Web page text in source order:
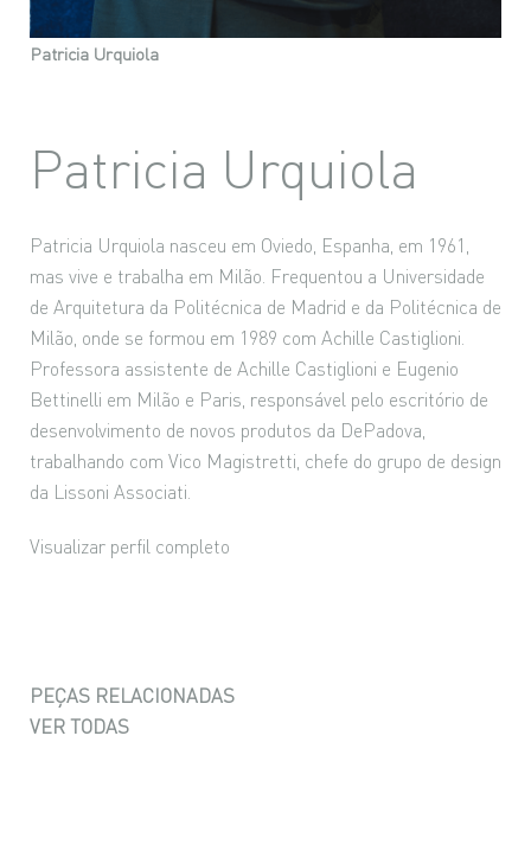
Patricia Urquiola
Patricia Urquiola
Patricia Urquiola nasceu em Oviedo, Espanha, em 1961,
mas vive e trabalha em Milão. Frequentou a Universidade
de Arquitetura da Politécnica de Madrid e da Politécnica de
Milão, onde se formou em 1989 com Achille Castiglioni.
Professora assistente de Achille Castiglioni e Eugenio
Bettinelli em Milão e Paris, responsável pelo escritório de
desenvolvimento de novos produtos da DePadova,
trabalhando com Vico Magistretti, chefe do grupo de design
da Lissoni Associati.
Visualizar perfil completo
PEÇAS RELACIONADAS
VER TODAS